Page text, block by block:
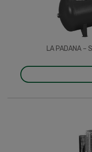
LA PADANA –